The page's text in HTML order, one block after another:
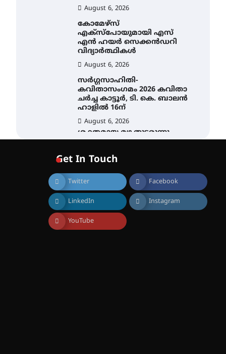
August 6, 2026
കോമേഴ്സ്
എക്സ്പോയുമായി എസ്
എൻ ഹയർ സെക്കൻഡറി
വിദ്യാർത്ഥികൾ
August 6, 2026
സർഗ്ഗസാഹിതി-
കവിതാസംഗമം 2026 കവിതാ
ചർച്ച കാട്ടൂർ, ടി. കെ. ബാലൻ
ഹാളിൽ 16ന്
August 6, 2026
ശക്തമായ മഴ തുടരുന്നു –
തൃശൂർ ജില്ലയിൽ എല്ലാ
സ്ഥാപനങ്ങൾക്കും
August 7, 2026
എം.ജി. യൂണിവേഴ്‌സിറ്റിയിൽ
നിന്ന് ഇംഗ്ളീഷ്
സാഹിത്യത്തിൽ ഡോക്ടറേറ്റ്
നേടിയ എൻ. ആര്യ
Get In Touch
Twitter Facebook
LinkedIn Instagram
YouTube